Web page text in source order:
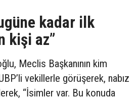
kadar ilk
kişi az”
Meclis Başkanının kim
vekillerle görüşerek, nabız
“İsimler var. Bu konuda